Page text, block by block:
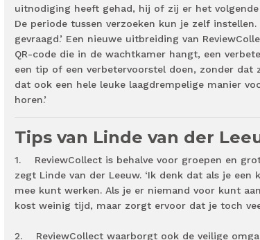
uitnodiging heeft gehad, hij of zij er het
De periode tussen verzoeken kun je zelf
gevraagd.’ Een nieuwe uitbreiding van
QR-code die in de wachtkamer hangt, een
een tip of een verbetervoorstel doen, zonder dat
dat ook een hele leuke laagdrempelige manier
horen.’
Tips van Linde van der
1. ReviewCollect is behalve voor groepen en
zegt Linde van der Leeuw. ‘Ik denk dat als je
mee kunt werken. Als je er niemand voor kunt
kost weinig tijd, maar zorgt ervoor dat je toch
2. ReviewCollect waarborgt ook de veilige